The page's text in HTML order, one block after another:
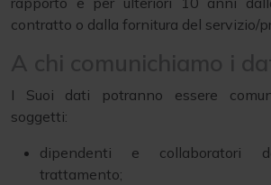
contratto o dalla fornitura del servizio/
I Suoi dati potranno essere
soggetti:
dipendenti e collaboratori
trattamento;